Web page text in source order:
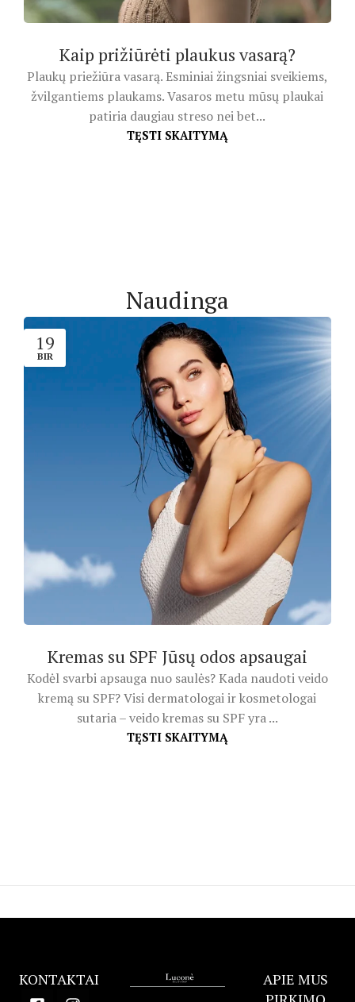
Kaip prižiūrėti plaukus vasarą?
Plaukų priežiūra vasarą. Esminiai žingsniai sveikiems,
žvilgantiems plaukams. Vasaros metu mūsų plaukai
patiria daugiau streso nei bet...
TĘSTI SKAITYMĄ
Naudinga
19
BIR
Kremas su SPF Jūsų odos apsaugai
Kodėl svarbi apsauga nuo saulės? Kada naudoti veido
kremą su SPF? Visi dermatologai ir kosmetologai
sutaria – veido kremas su SPF yra ...
TĘSTI SKAITYMĄ
KONTAKTAI
APIE MUS